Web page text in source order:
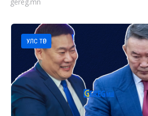
УЛС ТӨР